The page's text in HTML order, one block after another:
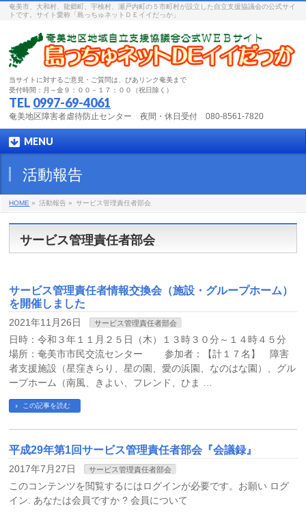
奄美市、大和村、龍郷町、宇検村、瀬戸内町の５市町村が設立した自立支援協議会の公式サイ
トです。サイト愛称「島っちゅネットＤＥイイだっか」
当サイトに対するご意見・ご質問は、ぴあリンク奄美まで
受付時間：月～金９：００－１７：００（祝日除く）
TEL 0997-69-4061
奄美地区障害者虐待防止センター 夜間・休日受付 080-8561-7820
MENU
活動報告
HOME » 活動報告 » サービス管理責任者部会
サービス管理責任者部会
サービス管理責任者情報交換会（施設・グループホーム）
を開催しました
2021年11月26日 サービス管理責任者部会
日時：令和３年１１月２５日（木）１３時３０分～１４時４５分
場所：奄美市市民交流センター 参加者：【計１７名】 障害
者支援施設（星窪きらり、星の園、愛の浜園、なのはな園）、グル
ープホーム（南風、きよい、フレンド、ひま …
この記事を読む
平成29年第1回サービス管理責任者部会『会議録』
2017年7月27日 サービス管理責任者部会
このコンテンツを閲覧するにはログインが必要です。お願い ログ
イン. あなたは会員ですか ? 会員について